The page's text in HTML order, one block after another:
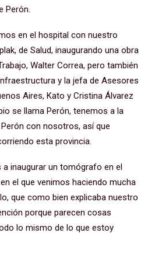
Perón.
en el hospital con nuestro
de Salud, inaugurando una obra
Walter Correa, pero también
y la jefa de Asesores
Aires, Kato y Cristina Álvarez
se llama Perón, tenemos a la
con nosotros, así que
esta provincia.
inaugurar un tomógrafo en el
el que venimos haciendo mucha
que como bien explicaba nuestro
porque parecen cosas
lo mismo de lo que estoy